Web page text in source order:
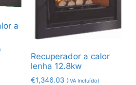
a
Recuperador a calor
lenha 12.8kw
€1,346.03 (IVA Incluído)